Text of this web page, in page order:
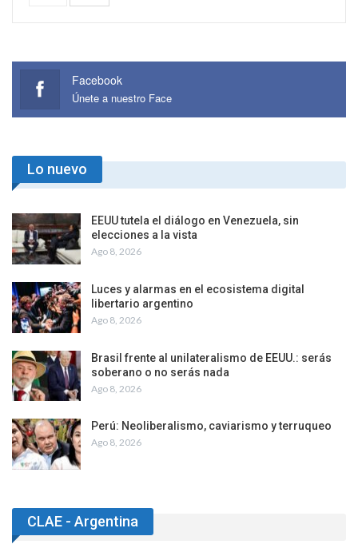
Facebook
Únete a nuestro Face
Lo nuevo
EEUU tutela el diálogo en Venezuela, sin
elecciones a la vista
Ago 8, 2026
Luces y alarmas en el ecosistema digital
libertario argentino
Ago 8, 2026
Brasil frente al unilateralismo de EEUU.: serás
soberano o no serás nada
Ago 8, 2026
Perú: Neoliberalismo, caviarismo y terruqueo
Ago 8, 2026
CLAE - Argentina